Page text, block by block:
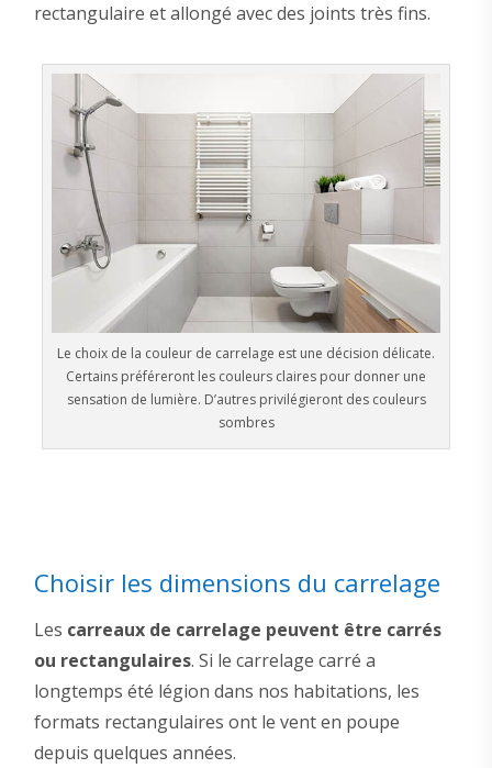
rectangulaire et allongé avec des joints très fins.
Le choix de la couleur de carrelage est une décision délicate.
Certains préféreront les couleurs claires pour donner une
sensation de lumière. D’autres privilégieront des couleurs
sombres
Choisir les dimensions du carrelage
Les carreaux de carrelage peuvent être carrés
ou rectangulaires. Si le carrelage carré a
longtemps été légion dans nos habitations, les
formats rectangulaires ont le vent en poupe
depuis quelques années.